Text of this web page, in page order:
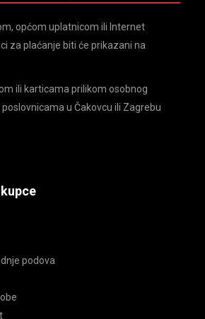
općom uplatnicom ili Internet
za plaćanje biti će prikazani na
ili karticama prilikom osobnog
u Čakovcu ili Zagrebu
podova